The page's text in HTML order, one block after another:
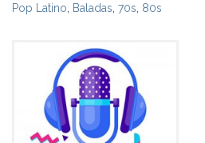
Pop Latino Baladas 70s 80s